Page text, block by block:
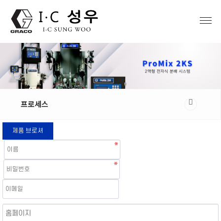
프로세스
제품 브로셔